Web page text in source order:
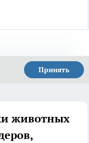
Принять
животных